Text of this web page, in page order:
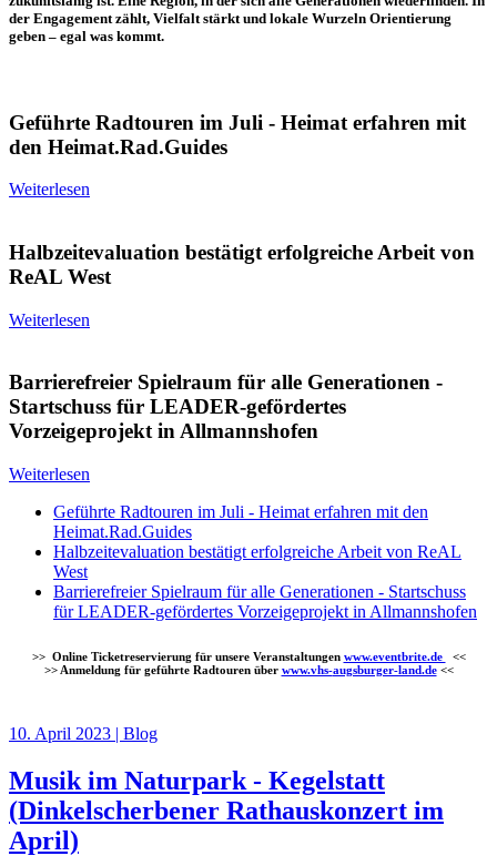
der Engagement zählt, Vielfalt stärkt und lokale Wurzeln Orientierung
geben – egal was kommt.
Geführte Radtouren im Juli - Heimat erfahren mit
den Heimat.Rad.Guides
Weiterlesen
Halbzeitevaluation bestätigt erfolgreiche Arbeit von
ReAL West
Weiterlesen
Barrierefreier Spielraum für alle Generationen -
Startschuss für LEADER-gefördertes
Vorzeigeprojekt in Allmannshofen
Weiterlesen
Geführte Radtouren im Juli - Heimat erfahren mit den
Heimat.Rad.Guides
Halbzeitevaluation bestätigt erfolgreiche Arbeit von ReAL
West
Barrierefreier Spielraum für alle Generationen - Startschuss
für LEADER-gefördertes Vorzeigeprojekt in Allmannshofen
>> Online Ticketreservierung für unsere Veranstaltungen www.eventbrite.de
<<
>> Anmeldung für geführte Radtouren über www.vhs-augsburger-land.de<<
10. April 2023 | Blog
Musik im Naturpark - Kegelstatt
(Dinkelscherbener Rathauskonzert im
April)